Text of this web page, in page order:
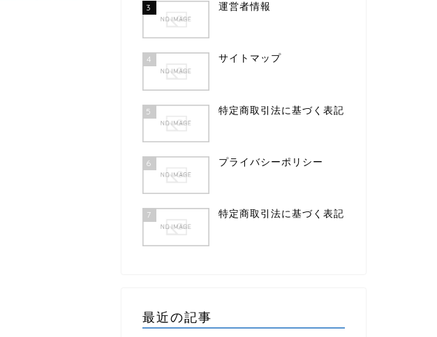
3 運営者情報
4 サイトマップ
5 特定商取引法に基づく表記
6 プライバシーポリシー
7 特定商取引法に基づく表記
最近の記事